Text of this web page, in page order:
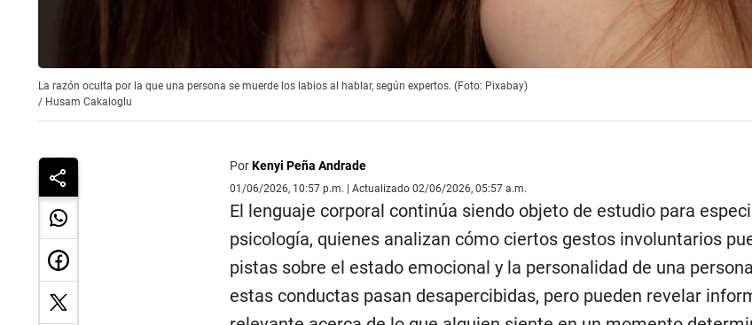
La razón oculta por la que una persona se muerde los labios al hablar, según expertos. (Foto: Pixabay)
/ Husam Cakaloglu
PorKenyi Peña Andrade
01/06/2026, 10:57 p.m. | Actualizado 02/06/2026, 05:57 a.m.
El lenguaje corporal continúa siendo objeto de estudio para
psicología, quienes analizan cómo ciertos gestos involuntarios
pistas sobre el estado emocional y la personalidad de una
estas conductas pasan desapercibidas, pero pueden revelar